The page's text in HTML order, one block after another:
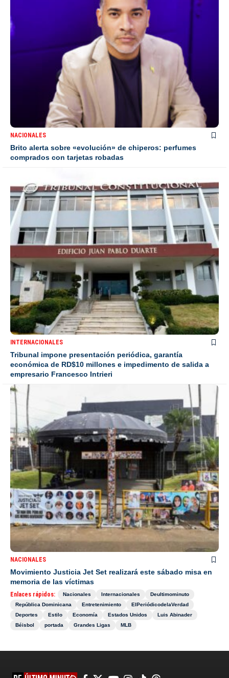
NACIONALES
Brito alerta sobre «evolución» de chiperos: perfumes
comprados con tarjetas robadas
INTERNACIONALES
Tribunal impone presentación periódica, garantía
económica de RD$10 millones e impedimento de salida a
empresario Francesco Intrieri
NACIONALES
Movimiento Justicia Jet Set realizará este sábado misa en
memoria de las víctimas
Enlaces rápidos: Nacionales Internacionales
Deultimominuto
República Dominicana
Entretenimiento
ElPeriódicodelaVerdad
Deportes
Estilo Economía Estados Unidos
Luis Abinader
Béisbol
portada Grandes Ligas MLB